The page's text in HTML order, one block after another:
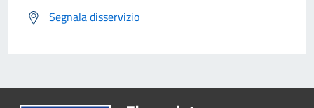
Segnala disservizio